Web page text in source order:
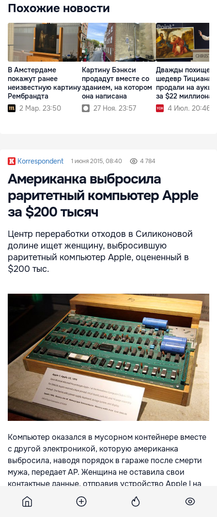
Похожие новости
В Амстердаме
покажут ранее
неизвестную картину
Рембрандта
2 Мар. 23:50
Картину Бэнкси
продадут вместе со
зданием, на котором
она написана
27 Ноя. 23:57
Дважды
шедевр Тициана
продали на
за $22 миллиона
4 Июл. 20:46
Korrespondent 1 июня 2015, 08:40 4 784
Американка выбросила
раритетный компьютер Apple
за $200 тысяч
Центр переработки отходов в Силиконовой
долине ищет женщину, выбросившую
раритетный компьютер Apple, оцененный в
$200 тыс.
Компьютер оказался в мусорном контейнере вместе
с другой электроникой, которую американка
выбросила, наводя порядок в гараже после смерти
мужа, передает AP. Женщина не оставила свои
контактные данные, отправив устройство Apple I на
утилизацию.